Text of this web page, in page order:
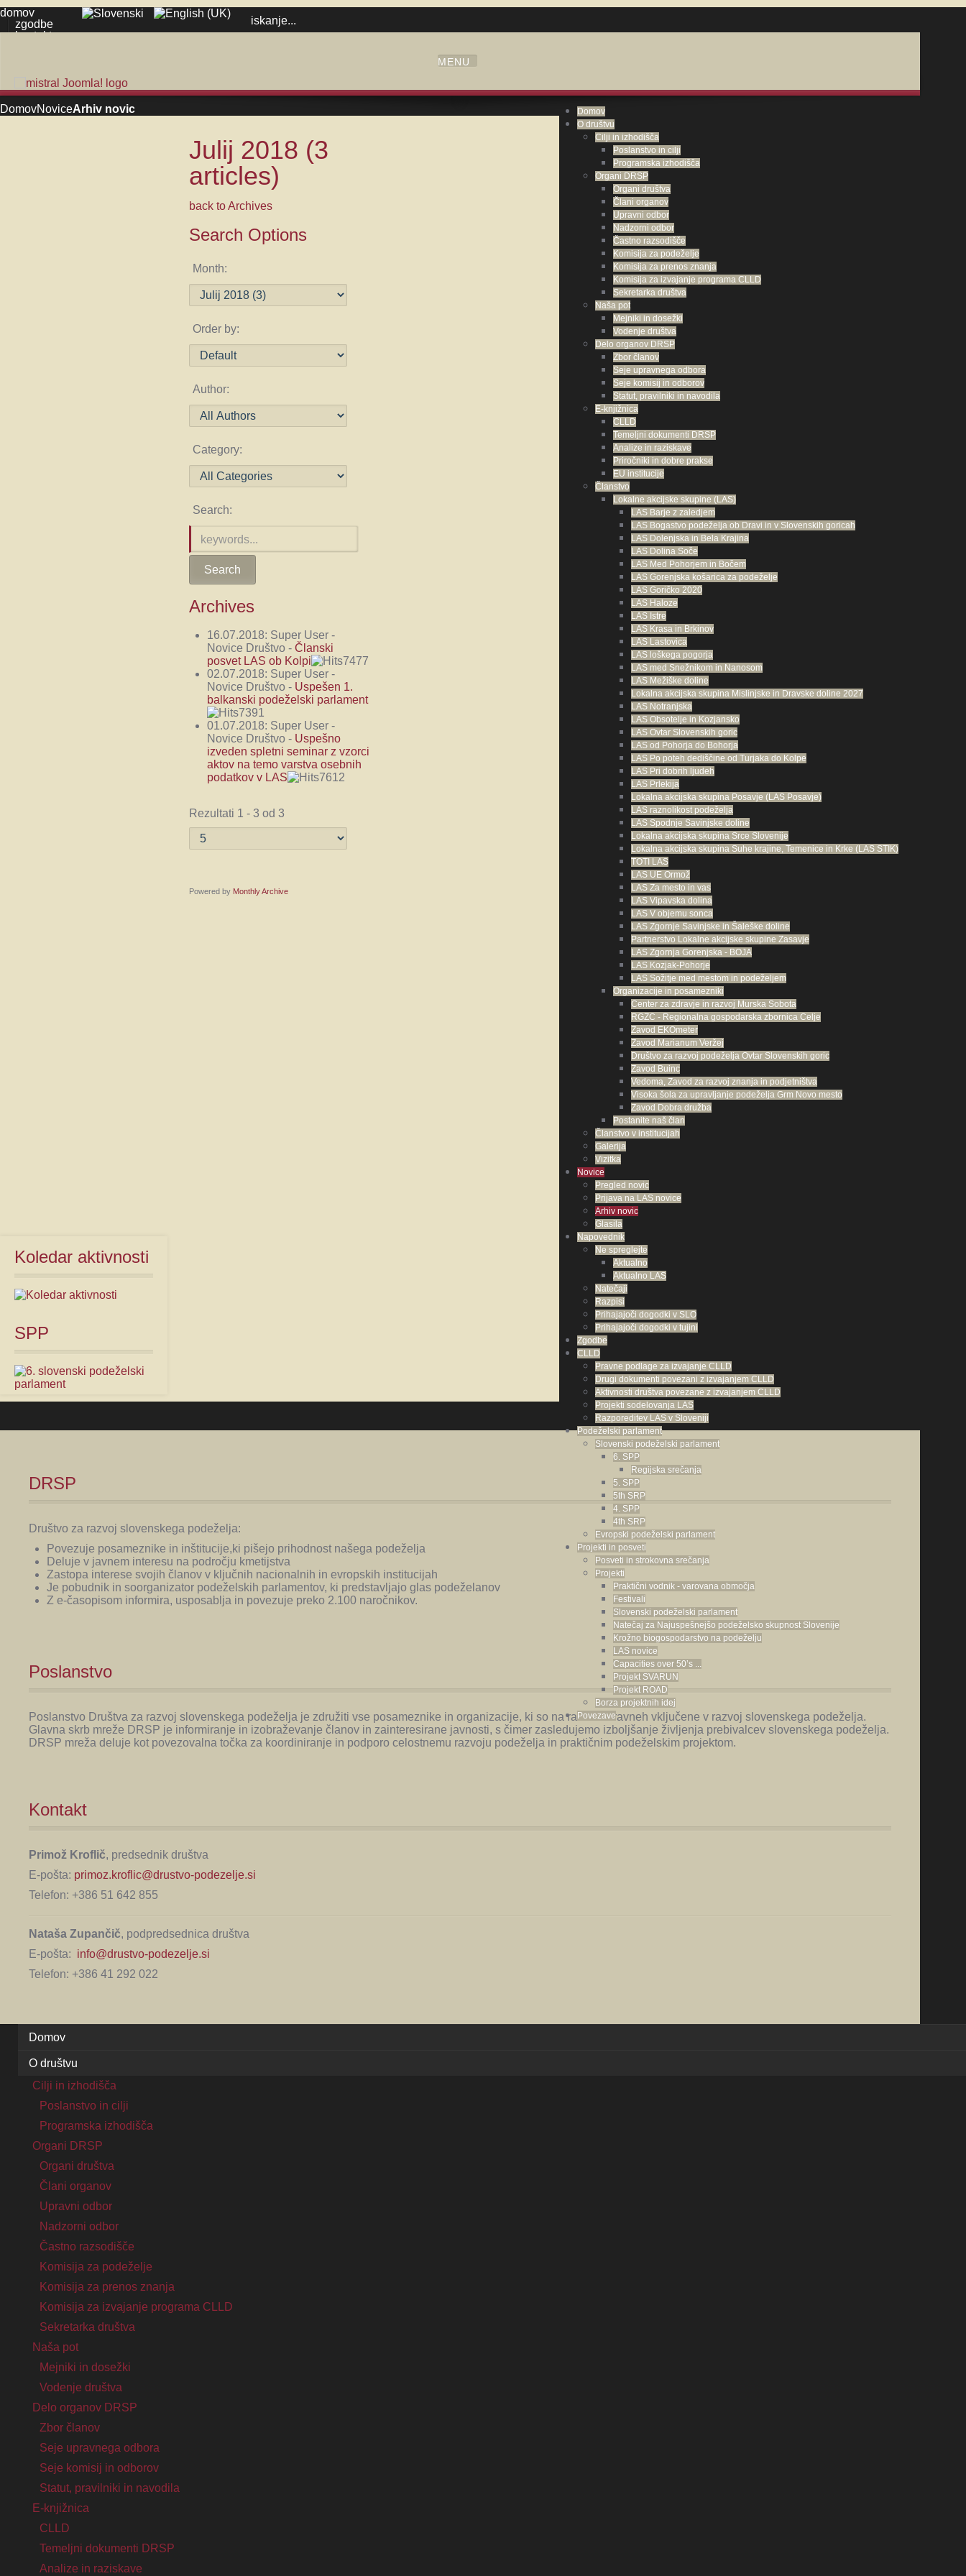
domov
zgodbe
kontakt
Domov
O društvu
Cilji in izhodišča
Poslanstvo in cilji
Programska izhodišča
Organi DRSP
Organi društva
Člani organov
Upravni odbor
Nadzorni odbor
Častno razsodišče
Komisija za podeželje
Komisija za prenos znanja
Komisija za izvajanje programa CLLD
Sekretarka društva
Naša pot
Mejniki in dosežki
Vodenje društva
Delo organov DRSP
Zbor članov
Seje upravnega odbora
Seje komisij in odborov
Statut, pravilniki in navodila
E-knjižnica
CLLD
Temeljni dokumenti DRSP
Analize in raziskave
Priročniki in dobre prakse
EU institucije
Članstvo
Lokalne akcijske skupine (LAS)
LAS Barje z zaledjem
LAS Bogastvo podeželja ob Dravi in v Slovenskih goricah
LAS Dolenjska in Bela Krajina
LAS Dolina Soče
LAS Med Pohorjem in Bočem
LAS Gorenjska košarica za podeželje
LAS Goričko 2020
LAS Haloze
LAS Istre
LAS Krasa in Brkinov
LAS Lastovica
LAS loškega pogorja
LAS med Snežnikom in Nanosom
LAS Mežiške doline
Lokalna akcijska skupina Mislinjske in Dravske doline 2027
LAS Notranjska
LAS Obsotelje in Kozjansko
LAS Ovtar Slovenskih goric
LAS od Pohorja do Bohorja
LAS Po poteh dediščine od Turjaka do Kolpe
LAS Pri dobrih ljudeh
LAS Prlekija
Lokalna akcijska skupina Posavje (LAS Posavje)
LAS raznolikost podeželja
LAS Spodnje Savinjske doline
Lokalna akcijska skupina Srce Slovenije
Lokalna akcijska skupina Suhe krajine, Temenice in Krke (LAS STIK)
TOTI LAS
LAS UE Ormož
LAS Za mesto in vas
LAS Vipavska dolina
LAS V objemu sonca
LAS Zgornje Savinjske in Šaleške doline
Partnerstvo Lokalne akcijske skupine Zasavje
LAS Zgornja Gorenjska - BOJA
LAS Kozjak-Pohorje
LAS Sožitje med mestom in podeželjem
Organizacije in posamezniki
Center za zdravje in razvoj Murska Sobota
RGZC - Regionalna gospodarska zbornica Celje
Zavod EKOmeter
Zavod Marianum Veržej
Društvo za razvoj podeželja Ovtar Slovenskih goric
Zavod Buinc
Vedoma, Zavod za razvoj znanja in podjetništva
Visoka šola za upravljanje podeželja Grm Novo mesto
Zavod Dobra družba
Postanite naš član
Članstvo v institucijah
Galerija
Vizitka
Novice
Pregled novic
Prijava na LAS novice
Arhiv novic
Glasila
Napovednik
Ne spreglejte
Aktualno
Aktualno LAS
Natečaji
Razpisi
Prihajajoči dogodki v SLO
Prihajajoči dogodki v tujini
Zgodbe
CLLD
Pravne podlage za izvajanje CLLD
Drugi dokumenti povezani z izvajanjem CLLD
Aktivnosti društva povezane z izvajanjem CLLD
Projekti sodelovanja LAS
Razporeditev LAS v Sloveniji
Podeželski parlament
Slovenski podeželski parlament
6. SPP
Regijska srečanja
5. SPP
5th SRP
4. SPP
4th SRP
Evropski podeželski parlament
Projekti in posveti
Posveti in strokovna srečanja
Projekti
Praktični vodnik - varovana območja
Festivali
Slovenski podeželski parlament
Natečaj za Najuspešnejšo podeželsko skupnost Slovenije
Krožno biogospodarstvo na podeželju
LAS novice
Capacities over 50’s ...
Projekt SVARUN
Projekt ROAD
Borza projektnih idej
Povezave
DomovNoviceArhiv novic
Julij 2018 (3
articles)
back to Archives
Search Options
Month:
Order by:
Author:
Category:
Search:
Archives
16.07.2018: Super User -
Novice Društvo -Članski
posvet LAS ob Kolpi
7477
02.07.2018: Super User -
Novice Društvo - Uspešen 1.
balkanski podeželski parlament
7391
01.07.2018: Super User -
Novice Društvo - Uspešno
izveden spletni seminar z vzorci
aktov na temo varstva osebnih
podatkov v LAS
7612
Rezultati 1 - 3 od 3
Powered by Monthly Archive
Koledar aktivnosti
SPP
DRSP
Društvo za razvoj slovenskega podeželja:
Povezuje posameznike in inštitucije,ki pišejo prihodnost našega podeželja
Deluje v javnem interesu na področju kmetijstva
Zastopa interese svojih članov v ključnih nacionalnih in evropskih institucijah
Je pobudnik in soorganizator podeželskih parlamentov, ki predstavljajo glas podeželanov
Z e-časopisom informira, usposablja in povezuje preko 2.100 naročnikov.
Poslanstvo
Poslanstvo Društva za razvoj slovenskega podeželja je združiti vse posameznike in organizacije, ki so na različnih ravneh vključene v razvoj slovenskega podeželja.
Glavna skrb mreže DRSP je informiranje in izobraževanje članov in zainteresirane javnosti, s čimer zasledujemo izboljšanje življenja prebivalcev slovenskega podeželja.
DRSP mreža deluje kot povezovalna točka za koordiniranje in podporo celostnemu razvoju podeželja in praktičnim podeželskim projektom.
Kontakt
Primož Kroflič, predsednik društva
E-pošta: primoz.kroflic@drustvo-podezelje.si
Telefon: +386 51 642 855
Nataša Zupančič, podpredsednica društva
E-pošta: info@drustvo-podezelje.si
Telefon: +386 41 292 022
Domov
O društvu
Cilji in izhodišča
Poslanstvo in cilji
Programska izhodišča
Organi DRSP
Organi društva
Člani organov
Upravni odbor
Nadzorni odbor
Častno razsodišče
Komisija za podeželje
Komisija za prenos znanja
Komisija za izvajanje programa CLLD
Sekretarka društva
Naša pot
Mejniki in dosežki
Vodenje društva
Delo organov DRSP
Zbor članov
Seje upravnega odbora
Seje komisij in odborov
Statut, pravilniki in navodila
E-knjižnica
CLLD
Temeljni dokumenti DRSP
Analize in raziskave